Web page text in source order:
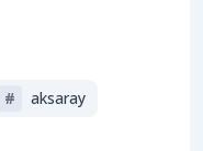
# aksaray